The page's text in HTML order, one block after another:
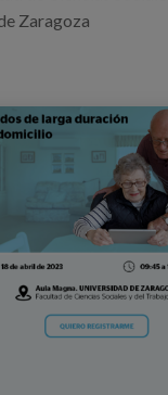
Zaragoza